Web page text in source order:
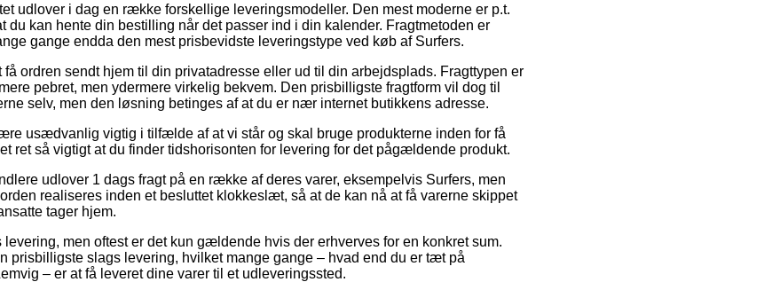
udlover i dag en række forskellige leveringsmodeller. Den mest moderne er p.t.
du kan hente din bestilling når det passer ind i din kalender. Fragtmetoden er
gange endda den mest prisbevidste leveringstype ved køb af Surfers.
ordren sendt hjem til din privatadresse eller ud til din arbejdsplads. Fragttypen er
pebret, men ydermere virkelig bekvem. Den prisbilligste fragtform vil dog til
selv, men den løsning betinges af at du er nær internet butikkens adresse.
usædvanlig vigtig i tilfælde af at vi står og skal bruge produkterne inden for få
ret så vigtigt at du finder tidshorisonten for levering for det pågældende produkt.
udlover 1 dags fragt på en række af deres varer, eksempelvis Surfers, men
realiseres inden et besluttet klokkeslæt, så at de kan nå at få varerne skippet
tager hjem.
men oftest er det kun gældende hvis der erhverves for en konkret sum.
prisbilligste slags levering, hvilket mange gange – hvad end du er tæt på
– er at få leveret dine varer til et udleveringssted.